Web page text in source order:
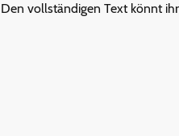
Den vollständigen Text könnt ihr